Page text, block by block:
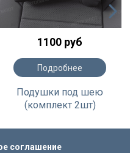
1100 руб
Подробнее
Подушки под шею
(комплект 2шт)
соглашение